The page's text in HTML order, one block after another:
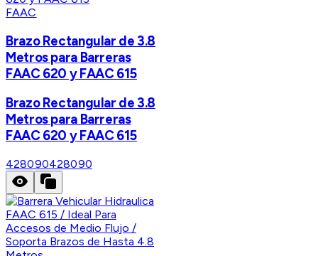
FAAC
Brazo Rectangular de 3.8
Metros para Barreras
FAAC 620 y FAAC 615
Brazo Rectangular de 3.8
Metros para Barreras
FAAC 620 y FAAC 615
428090428090